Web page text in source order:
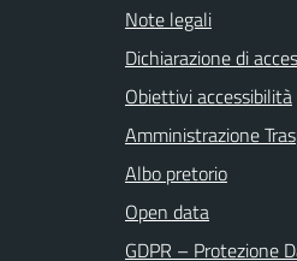
Note legali
Dichiarazione di
Obiettivi accessibilità
Amministrazione
Albo pretorio
Open data
GDPR – Protezione